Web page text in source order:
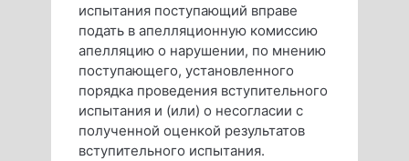
испытания поступающий вправе
подать в апелляционную комиссию
апелляцию о нарушении, по мнению
поступающего, установленного
порядка проведения вступительного
испытания и (или) о несогласии с
полученной оценкой результатов
вступительного испытания.